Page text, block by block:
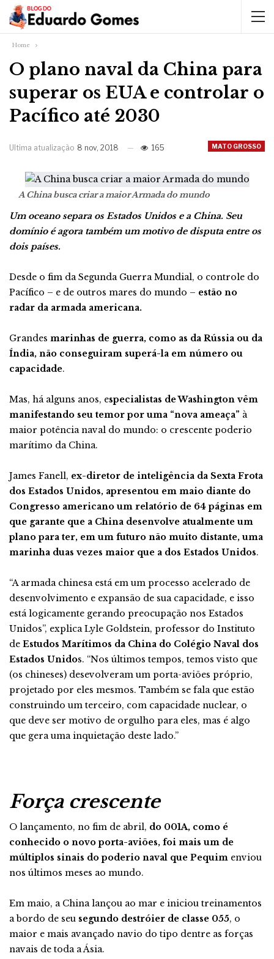
Home
O plano naval da China para
superar os EUA e controlar o
Pacífico até 2030
MATO GROSSO
Ultima atualização 8 nov, 2018 165
A China busca criar a maior Armada do mundo
Um oceano separa os Estados Unidos e a China. Seu
domínio é agora também um motivo de disputa entre os
dois países.
Desde o fim da Segunda Guerra Mundial, o controle do
Pacífico – e de outros mares do mundo – estão no
radar da armada americana.
Grandes marinhas de guerra, como as da Rússia ou da
Índia, não conseguiram superá-la em número ou
capacidade.
Mas, há alguns anos, especialistas de Washington vêm
manifestando seu temor por uma “nova ameaça” à
maior potência naval do mundo: o crescente poderio
marítimo da China.
James Fanell, ex-diretor de inteligência da Sexta Frota
dos Estados Unidos, apresentou em maio diante do
Congresso americano um relatório de 64 páginas em
que garante que a China desenvolve atualmente um
plano para ter, em um futuro não muito distante, uma
marinha duas vezes maior que a dos Estados Unidos.
“A armada chinesa está em um processo acelerado de
desenvolvimento e expansão de sua capacidade, e isso
está logicamente gerando preocupação nos Estados
Unidos”, explica Lyle Goldstein, professor do Instituto
de Estudos Marítimos da China do Colégio Naval dos
Estados Unidos. “Nos últimos tempos, temos visto que
(os chineses) desevolveram um porta-aviões próprio,
projetado por eles mesmos. Também se fala que estão
construindo um terceiro, com capacidade nuclear, o
que deve ser motivo de orgulho para eles, mas é algo
que gera uma inquietação deste lado.”
Força crescente
O lançamento, no fim de abril, do 001A, como é
conhecido o novo porta-aviões, foi mais um de
múltiplos sinais do poderio naval que Pequim enviou
nos últimos meses ao mundo.
Em maio, a China lançou ao mar e iniciou treinamentos
a bordo de seu segundo destróier de classe 055, o
maior e mais avançado navio do tipo dentre as forças
navais de toda a Ásia.